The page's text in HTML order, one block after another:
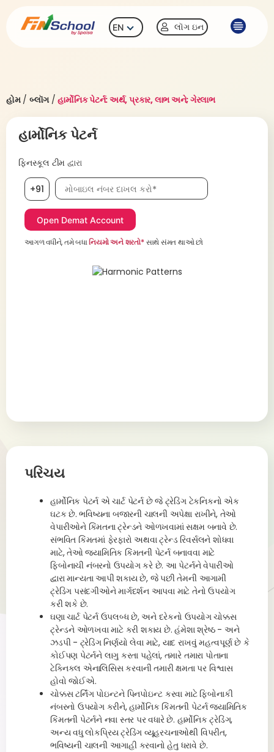
EN લૉગ ઇન
હોમ/ બ્લૉગ/હાર્મોનિક પેટર્ન: અર્થ, પ્રકાર, લાભ અને; ગેરલાભ
હાર્મોનિક પેટર્ન
ફિનસ્કૂલ ટીમ દ્વારા
+91 મોબાઇલ નંબર, જરૂરી છે
આગળ વધીને, તમે બધાનિયમો અને શરતો*સાથે સંમત થાઓ છો
પરિચય
હાર્મોનિક પેટર્ન એ ચાર્ટ પેટર્ન છે જે ટ્રેડિંગ ટેકનિકનો એક
ઘટક છે. ભવિષ્યના બજારની ચાલની અપેક્ષા રાખીને, તેઓ
વેપારીઓને કિંમતના ટ્રેન્ડને ઓળખવામાં સક્ષમ બનાવે છે.
સંભવિત કિંમતમાં ફેરફારો અથવા ટ્રેન્ડ રિવર્સલને શોધવા
માટે, તેઓ જ્યામિતિક કિંમતની પેટર્ન બનાવવા માટે
ફિબોનાચી નંબરનો ઉપયોગ કરે છે. આ પેટર્નને વેપારીઓ
દ્વારા માન્યતા આપી શકાય છે, જે પછી તેમની આગામી
ટ્રેડિંગ પસંદગીઓને માર્ગદર્શન આપવા માટે તેનો ઉપયોગ
કરી શકે છે.
ઘણા ચાર્ટ પેટર્ન ઉપલબ્ધ છે, અને દરેકનો ઉપયોગ ચોક્કસ
ટ્રેન્ડને ઓળખવા માટે કરી શકાય છે. હંમેશા શ્રેષ્ઠ - અને
ઝડપી - ટ્રેડિંગ નિર્ણયો લેવા માટે, યાદ રાખવું મહત્વપૂર્ણ છે કે
કોઈપણ પેટર્નને લાગુ કરતા પહેલાં, તમારે તમારા પોતાના
ટેક્નિકલ એનાલિસિસ કરવાની તમારી ક્ષમતા પર વિશ્વાસ
હોવો જોઈએ.
ચોક્કસ ટર્નિંગ પોઇન્ટને પિનપોઇન્ટ કરવા માટે ફિબોનાકી
નંબરનો ઉપયોગ કરીને, હાર્મોનિક કિંમતની પેટર્ન જ્યામિતિક
કિંમતની પેટર્નને નવા સ્તર પર વધારે છે. હાર્મોનિક ટ્રેડિંગ,
અન્ય વધુ લોકપ્રિય ટ્રેડિંગ વ્યૂહરચનાઓથી વિપરીત,
ભવિષ્યની ચાલની આગાહી કરવાનો હેતુ ધરાવે છે.